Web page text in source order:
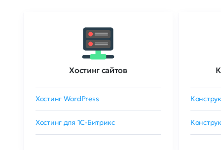
Хостинг сайтов
Хостинг WordPress
Хостинг для 1C-Битрикс